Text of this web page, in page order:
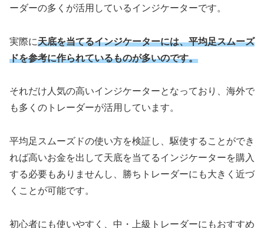
ーダーの多くが活用しているインジケーターです。
実際に天底を当てるインジケーターには、平均足スムーズ
ドを参考に作られているものが多いのです。
それだけ人気の高いインジケーターとなっており、海外で
も多くのトレーダーが活用しています。
平均足スムーズドの使い方を検証し、駆使することができ
れば高いお金を出して天底を当てるインジケーターを購入
する必要もありませんし、勝ちトレーダーにも大きく近づ
くことが可能です。
初心者にも使いやすく、中・上級トレーダーにもおすすめ